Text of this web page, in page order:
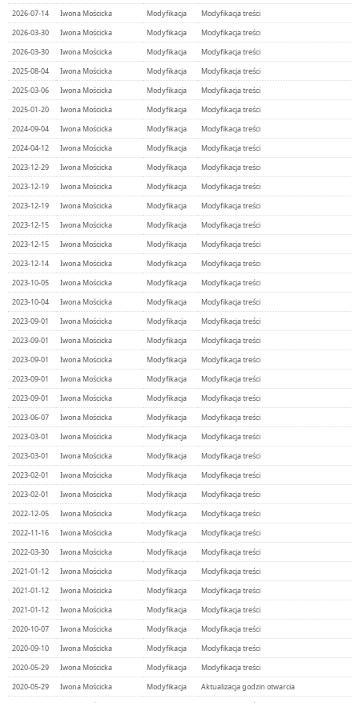
2026-07-14
Iwona Mościcka Modyfikacja
Modyfikacja treści
2026-03-30
Iwona Mościcka Modyfikacja
Modyfikacja treści
2026-03-30
Iwona Mościcka Modyfikacja
Modyfikacja treści
2025-08-04
Iwona Mościcka Modyfikacja
Modyfikacja treści
2025-03-06
Iwona Mościcka Modyfikacja
Modyfikacja treści
2025-01-20
Iwona Mościcka Modyfikacja
Modyfikacja treści
2024-09-04
Iwona Mościcka Modyfikacja
Modyfikacja treści
2024-04-12
Iwona Mościcka Modyfikacja
Modyfikacja treści
2023-12-29
Iwona Mościcka Modyfikacja
Modyfikacja treści
2023-12-19
Iwona Mościcka Modyfikacja
Modyfikacja treści
2023-12-19
Iwona Mościcka Modyfikacja
Modyfikacja treści
2023-12-15
Iwona Mościcka Modyfikacja
Modyfikacja treści
2023-12-15
Iwona Mościcka Modyfikacja
Modyfikacja treści
2023-12-14
Iwona Mościcka Modyfikacja
Modyfikacja treści
2023-10-05
Iwona Mościcka Modyfikacja
Modyfikacja treści
2023-10-04
Iwona Mościcka Modyfikacja
Modyfikacja treści
2023-09-01
Iwona Mościcka Modyfikacja
Modyfikacja treści
2023-09-01
Iwona Mościcka Modyfikacja
Modyfikacja treści
2023-09-01
Iwona Mościcka Modyfikacja
Modyfikacja treści
2023-09-01
Iwona Mościcka Modyfikacja
Modyfikacja treści
2023-09-01
Iwona Mościcka Modyfikacja
Modyfikacja treści
2023-06-07
Iwona Mościcka Modyfikacja
Modyfikacja treści
2023-03-01
Iwona Mościcka Modyfikacja
Modyfikacja treści
2023-03-01
Iwona Mościcka Modyfikacja
Modyfikacja treści
2023-02-01
Iwona Mościcka Modyfikacja
Modyfikacja treści
2023-02-01
Iwona Mościcka Modyfikacja
Modyfikacja treści
2022-12-05
Iwona Mościcka Modyfikacja
Modyfikacja treści
2022-11-16
Iwona Mościcka Modyfikacja
Modyfikacja treści
2022-03-30
Iwona Mościcka Modyfikacja
Modyfikacja treści
2021-01-12
Iwona Mościcka Modyfikacja
Modyfikacja treści
2021-01-12
Iwona Mościcka Modyfikacja
Modyfikacja treści
2021-01-12
Iwona Mościcka Modyfikacja
Modyfikacja treści
2020-10-07
Iwona Mościcka Modyfikacja
Modyfikacja treści
2020-09-10
Iwona Mościcka Modyfikacja
Modyfikacja treści
2020-05-29
Iwona Mościcka Modyfikacja
Modyfikacja treści
2020-05-29
Iwona Mościcka Modyfikacja
Aktualizacja godzin otwarcia